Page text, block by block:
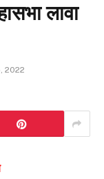
लावा
2022